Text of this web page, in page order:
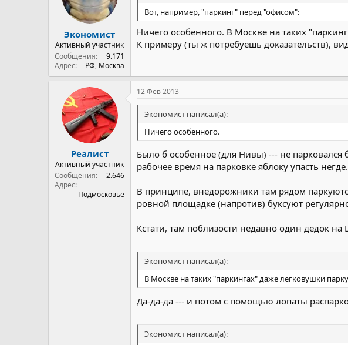
Экономист
Активный участник
Сообщения
9.171
Адрес
РФ, Москва
Вот, например, "паркинг" перед "офисом":
Ничего особенного. В Москве на таких
К примеру (ты ж потребуешь доказательств),
Реалист
Активный участник
Сообщения
2.646
Адрес
Подмосковье
12 Фев 2013
Экономист написал(а):
Ничего особенного.
Было б особенное (для Нивы) --- не парковался
рабочее время на парковке яблоку упасть негде.
В принципе, внедорожники там рядом
ровной площадке (напротив) буксуют
Кстати, там поблизости недавно один дедок на
Экономист написал(а):
В Москве на таких "паркингах" даже легковушки
Да-да-да --- и потом с помощью лопаты
Экономист написал(а):